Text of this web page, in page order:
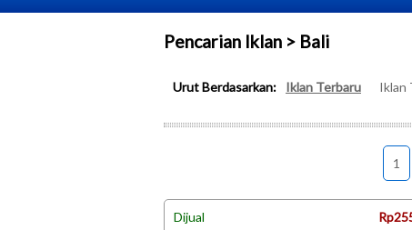
Pencarian Iklan > Bali
Urut Berdasarkan: Iklan Terbaru Iklan
1
Dijual